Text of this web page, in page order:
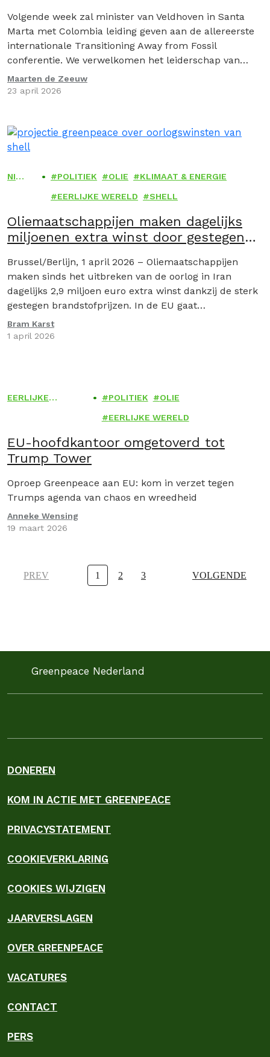
van fossiele brandstoffen
Volgende week zal minister van Veldhoven in Santa
Marta met Colombia leiding geven aan de allereerste
internationale Transitioning Away from Fossil
conferentie. We verwelkomen het leiderschap van
Nederland en Colombia om de conferentie te
organiseren in Santa Marta. Nu de gevolgen van de
Maarten de Zeeuw
23 april 2026
NIEU
POLITIEK OLIE KLIMAAT & ENERGIE
EERLIJKE WERELD SHELL
Oliemaatschappijen maken dagelijks
miljoenen extra winst door gestegen
Brussel/Berlijn, 1 april 2026 – Oliemaatschappijen
maken sinds het uitbreken van de oorlog in Iran
dagelijks 2,9 miljoen euro extra winst dankzij de sterk
gestegen brandstofprijzen. In de EU gaat…
Bram Karst
1 april 2026
EERLIJKE
POLITIEK OLIE
EERLIJKE WERELD
EU-hoofdkantoor omgetoverd tot
Trump Tower
Oproep Greenpeace aan EU: kom in verzet tegen
Trumps agenda van chaos en wreedheid
Anneke Wensing
19 maart 2026
PREV 1 2 3 VOLGENDE
Greenpeace Nederland
DONEREN
KOM IN ACTIE MET GREENPEACE
PRIVACYSTATEMENT
COOKIEVERKLARING
COOKIES WIJZIGEN
JAARVERSLAGEN
OVER GREENPEACE
VACATURES
CONTACT
PERS